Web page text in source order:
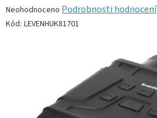
Průměrné
hodnocení
Neohodnoceno Podrobnosti hodnocení
Kód: LEVENHUK81701